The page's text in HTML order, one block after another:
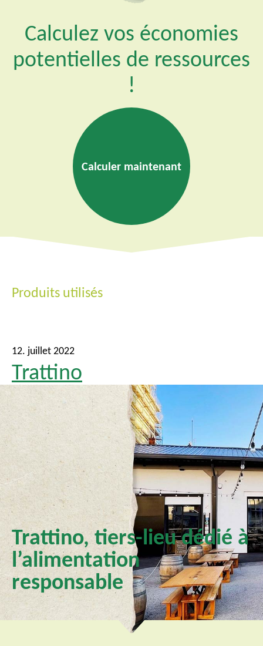
Calculez vos économies
potentielles de ressources
!
Calculer maintenant
Produits utilisés
12. juillet 2022
Trattino
Trattino, tiers-lieu dédié à
l’alimentation
responsable